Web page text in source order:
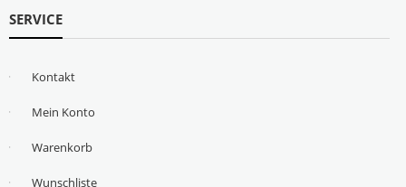
SERVICE
Kontakt
Mein Konto
Warenkorb
Wunschliste